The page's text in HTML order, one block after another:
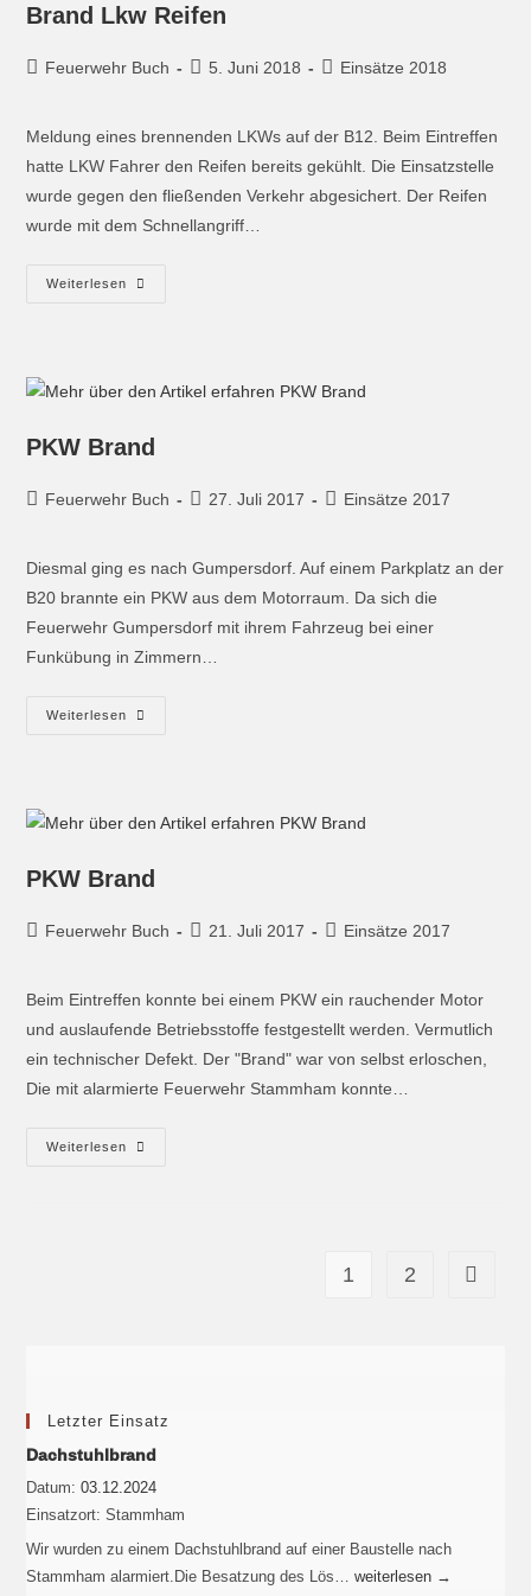
Brand Lkw Reifen
Feuerwehr Buch 5. Juni 2018 Einsätze 2018
Meldung eines brennenden LKWs auf der B12. Beim Eintreffen
hatte LKW Fahrer den Reifen bereits gekühlt. Die Einsatzstelle
wurde gegen den fließenden Verkehr abgesichert. Der Reifen
wurde mit dem Schnellangriff…
Weiterlesen
PKW Brand
Feuerwehr Buch 27. Juli 2017 Einsätze 2017
Diesmal ging es nach Gumpersdorf. Auf einem Parkplatz an der
B20 brannte ein PKW aus dem Motorraum. Da sich die
Feuerwehr Gumpersdorf mit ihrem Fahrzeug bei einer
Funkübung in Zimmern…
Weiterlesen
PKW Brand
Feuerwehr Buch 21. Juli 2017 Einsätze 2017
Beim Eintreffen konnte bei einem PKW ein rauchender Motor
und auslaufende Betriebsstoffe festgestellt werden. Vermutlich
ein technischer Defekt. Der "Brand" war von selbst erloschen,
Die mit alarmierte Feuerwehr Stammham konnte…
Weiterlesen
1 2
Letzter Einsatz
Dachstuhlbrand
Datum:03.12.2024
Einsatzort: Stammham
Wir wurden zu einem Dachstuhlbrand auf einer Baustelle nach
Stammham alarmiert.Die Besatzung des Lös…weiterlesen →